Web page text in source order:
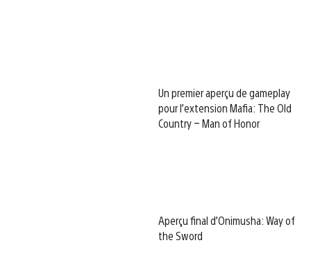
Un premier aperçu de gameplay
pour l’extension Mafia: The Old
Country – Man of Honor
Aperçu final d’Onimusha: Way of
the Sword